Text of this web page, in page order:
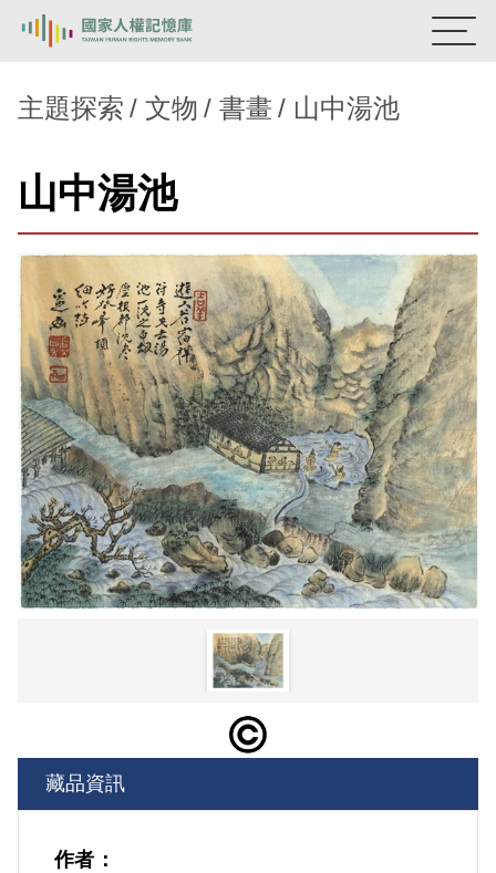
新生訓導處
蛋殼畫
主題探索
背景知識
關於我們
意見信箱
主題探索 文物 書畫 山中湯池
山中湯池
藏品資訊
作者：